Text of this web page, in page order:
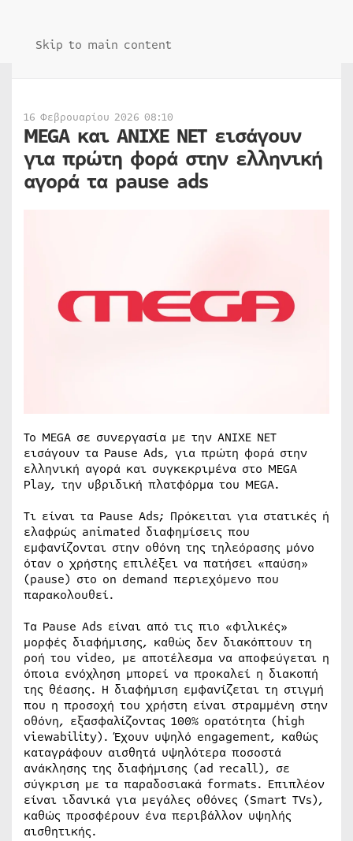
Skip to main content
16 Φεβρουαρίου 2026 08:10
MEGA και ANIXE NET εισάγουν
για πρώτη φορά στην ελληνική
αγορά τα pause ads
Το MEGA σε συνεργασία με την ΑΝΙΧΕ ΝΕΤ
εισάγουν τα Pause Ads, για πρώτη φορά στην
ελληνική αγορά και συγκεκριμένα στο MEGA
Play, την υβριδική πλατφόρμα του MEGA.
Τι είναι τα Pause Ads; Πρόκειται για στατικές ή
ελαφρώς animated διαφημίσεις που
εμφανίζονται στην οθόνη της τηλεόρασης μόνο
όταν ο χρήστης επιλέξει να πατήσει «παύση»
(pause) στο on demand περιεχόμενο που
παρακολουθεί.
Τα Pause Ads είναι από τις πιο «φιλικές»
μορφές διαφήμισης, καθώς δεν διακόπτουν τη
ροή του video, με αποτέλεσμα να αποφεύγεται η
όποια ενόχληση μπορεί να προκαλεί η διακοπή
της θέασης. Η διαφήμιση εμφανίζεται τη στιγμή
που η προσοχή του χρήστη είναι στραμμένη στην
οθόνη, εξασφαλίζοντας 100% ορατότητα (high
viewability). Έχουν υψηλό engagement, καθώς
καταγράφουν αισθητά υψηλότερα ποσοστά
ανάκλησης της διαφήμισης (ad recall), σε
σύγκριση με τα παραδοσιακά formats. Επιπλέον
είναι ιδανικά για μεγάλες οθόνες (Smart TVs),
καθώς προσφέρουν ένα περιβάλλον υψηλής
αισθητικής.